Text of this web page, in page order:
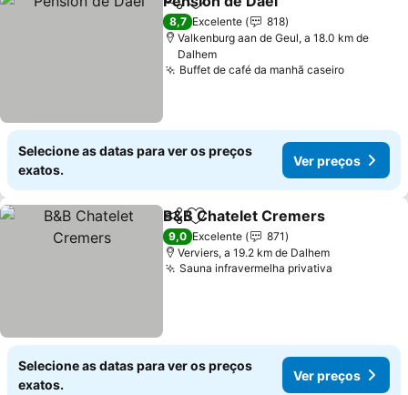
PartilharAdicionar aos favoritos
8,7 Excelente
818
Valkenburg aan de Geul, a 18.0 km de
Dalhem
Buffet de café da manhã caseiroVer
Selecione as datas para ver os preços
exatos.
Ver preços
PartilharAdicionar aos favoritos
B&B Chatelet Cremers
9,0 Excelente
871
Verviers, a 19.2 km de Dalhem
Sauna infravermelha privativa
Selecione as datas para ver os preços
exatos.
Ver preços